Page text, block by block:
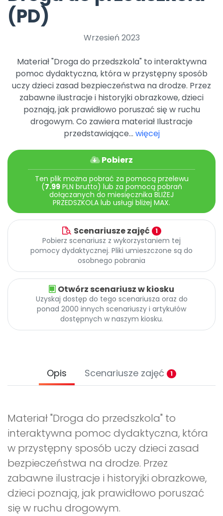
Pomoc
Promocje
(PD)
Wrzesień 2023
Materiał "Droga do przedszkola" to interaktywna
pomoc dydaktyczna, która w przystępny sposób
uczy dzieci zasad bezpieczeństwa na drodze. Przez
zabawne ilustracje i historyjki obrazkowe, dzieci
poznają, jak prawidłowo poruszać się w ruchu
drogowym. Co zawiera materiał Ilustracje
przedstawiające... więcej
Pobierz
Ten plik można pobrać za pomocą przelewu
(7.99PLN brutto) lub za pomocą pobrań
dołączanych do miesięcznika BLIŻEJ
PRZEDSZKOLA lub usługi bliżej MAX.
Scenariusze zajęć 1
Pobierz scenariusz z wykorzystaniem tej
pomocy dydaktycznej. Pliki umieszczone są do
osobnego pobrania
Otwórz scenariusz w kiosku
Uzyskaj dostęp do tego scenariusza oraz do
ponad 2000 innych scenariuszy i artykułów
dostępnych w naszym kiosku.
Opis Scenariusze zajęć 1
Materiał "Droga do przedszkola" to
interaktywna pomoc dydaktyczna, która
w przystępny sposób uczy dzieci zasad
bezpieczeństwa na drodze. Przez
zabawne ilustracje i historyjki obrazkowe,
dzieci poznają, jak prawidłowo poruszać
się w ruchu drogowym.